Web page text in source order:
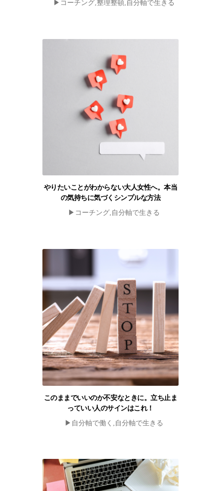
▶︎コーチング,整理整頓,自分軸で生きる
やりたいことがわからない大人女性へ。本当
の気持ちに気づくシンプルな方法
▶︎コーチング,自分軸で生きる
このままでいいのか不安なときに。立ち止ま
っていい人のサインはこれ！
▶︎自分軸で働く,自分軸で生きる